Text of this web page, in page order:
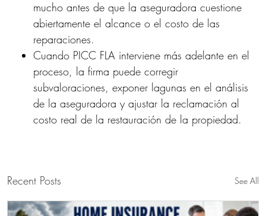
mucho antes de que la aseguradora cuestione
abiertamente el alcance o el costo de las
reparaciones.
Cuando PICC FLA interviene más adelante en el
proceso, la firma puede corregir
subvaloraciones, exponer lagunas en el análisis
de la aseguradora y ajustar la reclamación al
costo real de la restauración de la propiedad.
Recent Posts See All